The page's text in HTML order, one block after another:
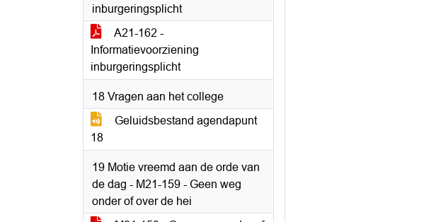
inburgeringsplicht
A21-162 -
Informatievoorziening
inburgeringsplicht
18 Vragen aan het college
Geluidsbestand agendapunt
18
19 Motie vreemd aan de orde van
de dag - M21-159 - Geen weg
onder of over de hei